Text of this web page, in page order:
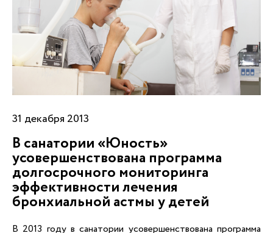
31 декабря 2013
В санатории «Юность»
усовершенствована программа
долгосрочного мониторинга
эффективности лечения
бронхиальной астмы у детей
В 2013 году в санатории усовершенствована программа